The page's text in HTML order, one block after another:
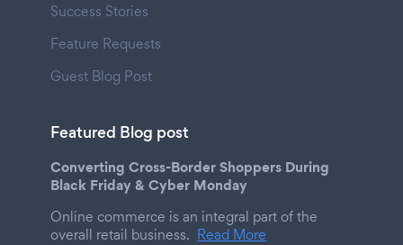
Success Stories
Feature Requests
Guest Blog Post
Featured Blog post
Converting Cross-Border Shoppers During
Black Friday & Cyber Monday
Online commerce is an integral part of the
overall retail business. Read More